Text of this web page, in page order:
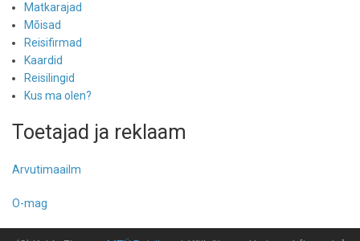
Matkarajad
Mõisad
Reisifirmad
Kaardid
Reisilingid
Kus ma olen?
Toetajad ja reklaam
Arvutimaailm
O-mag